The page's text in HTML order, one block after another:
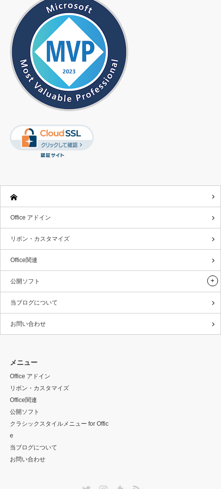
Office アドイン
リボン・カスタマイズ
Office関連
公開ソフト
当ブログについて
お問い合わせ
メニュー
Office アドイン
リボン・カスタマイズ
Office関連
公開ソフト
クラシックスタイルメニュー for Offic
e
当ブログについて
お問い合わせ